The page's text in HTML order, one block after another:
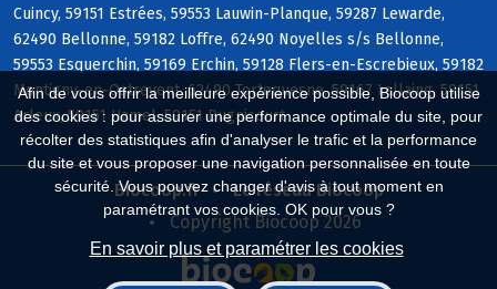
Afin de vous offrir la meilleure expérience possible, Biocoop utilise
des cookies : pour assurer une performance optimale du site, pour
récolter des statistiques afin d'analyser le trafic et la performance
du site et vous proposer une navigation personnalisée en toute
sécurité. Vous pouvez changer d'avis à tout moment en
paramétrant vos cookies. OK pour vous ?
En savoir plus et paramétrer les cookies
Cuincy, 59151 Estrées, 59553 Lauwin-Planque, 59287 Lewarde,
62490 Bellonne, 59182 Loffre, 62490 Noyelles s/s Bellonne,
59553 Esquerchin, 59169 Erchin, 59128 Flers-en-Escrebieux, 59182
Montigny-en-Ostrevent, 62490 Tortequesne, 59167 Lallaing, 59151
Arleux, 59151 Hamel, 59151 Bugnicourt
Biocoop.fr
Le réseau Biocoop
Copyright Biocoop 2026